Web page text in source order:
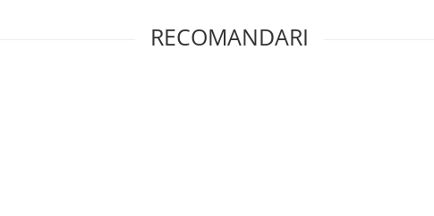
RECOMANDARI